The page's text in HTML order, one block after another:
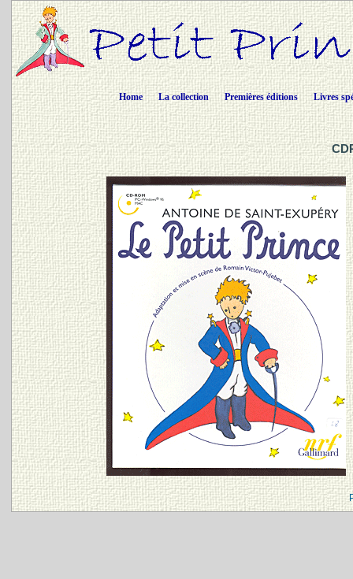
Home La collection Premières éditions Livres